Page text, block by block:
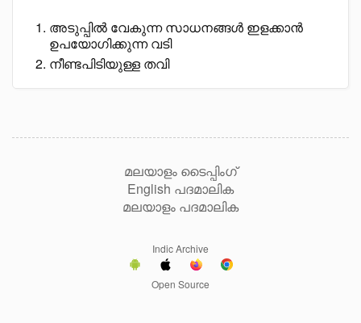
അടുപ്പിൽ വേകുന്ന സാധനങ്ങൾ ഇളക്കാൻ
ഉപയോഗിക്കുന്ന വടി
നീണ്ടപിടിയുള്ള തവി
മലയാളം ടൈപ്പിംഗ്
English പദമാലിക
മലയാളം പദമാലിക
Indic Archive
Open Source